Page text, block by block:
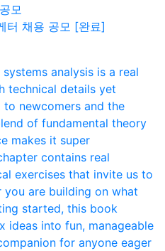
모
터 채용 공모 [완료]
analysis is a real
technical details yet
newcomers and the
of fundamental theory
makes it super
contains real
exercises that invite us to
you are building on what
started, this book
ideas into fun, manageable
for anyone eager